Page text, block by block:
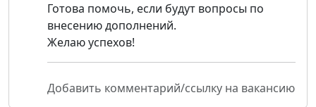
Готова помочь, если будут вопросы по
внесению дополнений.
Желаю успехов!
Добавить комментарий/ссылку на вакансию